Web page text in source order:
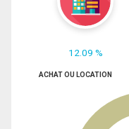
12.09 %
ACHAT OU LOCATION